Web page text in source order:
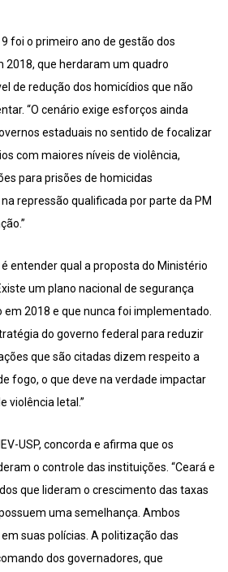
foi o primeiro ano de gestão dos
2018, que herdaram um quadro
de redução dos homicídios que não
“O cenário exige esforços ainda
estaduais no sentido de focalizar
com maiores níveis de violência,
para prisões de homicidas
repressão qualificada por parte da PM
entender qual a proposta do Ministério
um plano nacional de segurança
2018 e que nunca foi implementado.
do governo federal para reduzir
que são citadas dizem respeito a
fogo, o que deve na verdade impactar
violência letal.”
USP, concorda e afirma que os
o controle das instituições. “Ceará e
que lideram o crescimento das taxas
uma semelhança. Ambos
suas polícias. A politização das
dos governadores, que